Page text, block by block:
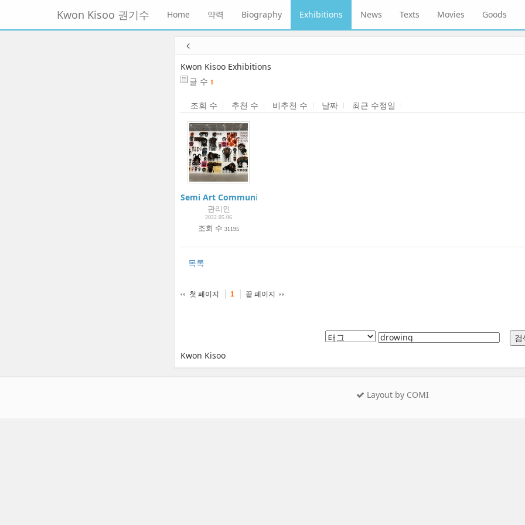
뉴
토
Kwon Kisoo 권기수 Home 약력 Biography Exhibitions News Texts Movies Goods
Kwon Kisoo Exhibitions
글 수 1
조회 수 추천 수 비추천 수 날짜 최근 수정일
Semi Art Community Project:Boogie Woogie Art Museum | Ulsan Art Museum
관리인
2022.05.06
조회 수 31195
목록
첫 페이지 1 끝 페이지
Kwon Kisoo
Layout by COMI